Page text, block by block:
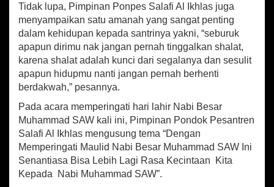
g
a
t
M
a
u
l
d
N
a
b
i
M
Tidak lupa, Pimpinan Ponpes Salafi Al Ikhlas juga
menyampaikan satu amanah yang sangat penting
dalam kehidupan kepada santrinya yakni, “seburuk
apapun dirimu nak jangan pernah tinggalkan shalat,
karena shalat adalah kunci dari segalanya dan sesulit
apapun hidupmu nanti jangan pernah berhenti
berdakwah,” pesannya.
Pada acara memperingati hari lahir Nabi Besar
Muhammad SAW kali ini, Pimpinan Pondok Pesantren
Salafi Al Ikhlas mengusung tema “Dengan
Memperingati Maulid Nabi Besar Muhammad SAW Ini
Senantiasa Bisa Lebih Lagi Rasa Kecintaan Kita
Kepada Nabi Muhammad SAW”.